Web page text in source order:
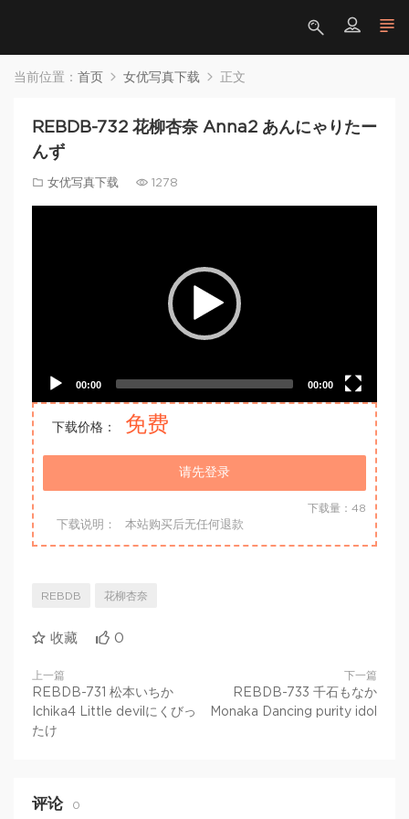
当前位置： 首页 女优写真下载 正文
REBDB-732 花柳杏奈 Anna2 あんにゃりたー
んず
女优写真下载 1278
00:00 00:00
下载价格： 免费
请先登录
下载量：48
下载说明： 本站购买后无任何退款
REBDB 花柳杏奈
收藏 0
上一篇
REBDB-731 松本いちか
Ichika4 Little devilにくびっ
たけ
下一篇
REBDB-733 千石もなか
Monaka Dancing purity idol
评论 0